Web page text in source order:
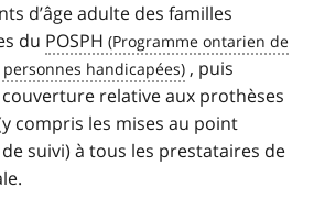
d’âge adulte des familles
du POSPH
, puis
relative aux prothèses
compris les mises au point
suivi) à tous les prestataires de